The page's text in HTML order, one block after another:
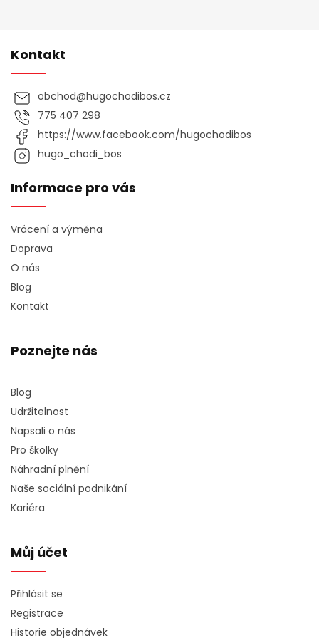
Kontakt
obchod@hugochodibos.cz
775 407 298
https://www.facebook.com/hugochodibos
hugo_chodi_bos
Informace pro vás
Vrácení a výměna
Doprava
O nás
Blog
Kontakt
Poznejte nás
Blog
Udržitelnost
Napsali o nás
Pro školky
Náhradní plnění
Naše sociální podnikání
Kariéra
Můj účet
Přihlásit se
Registrace
Historie objednávek